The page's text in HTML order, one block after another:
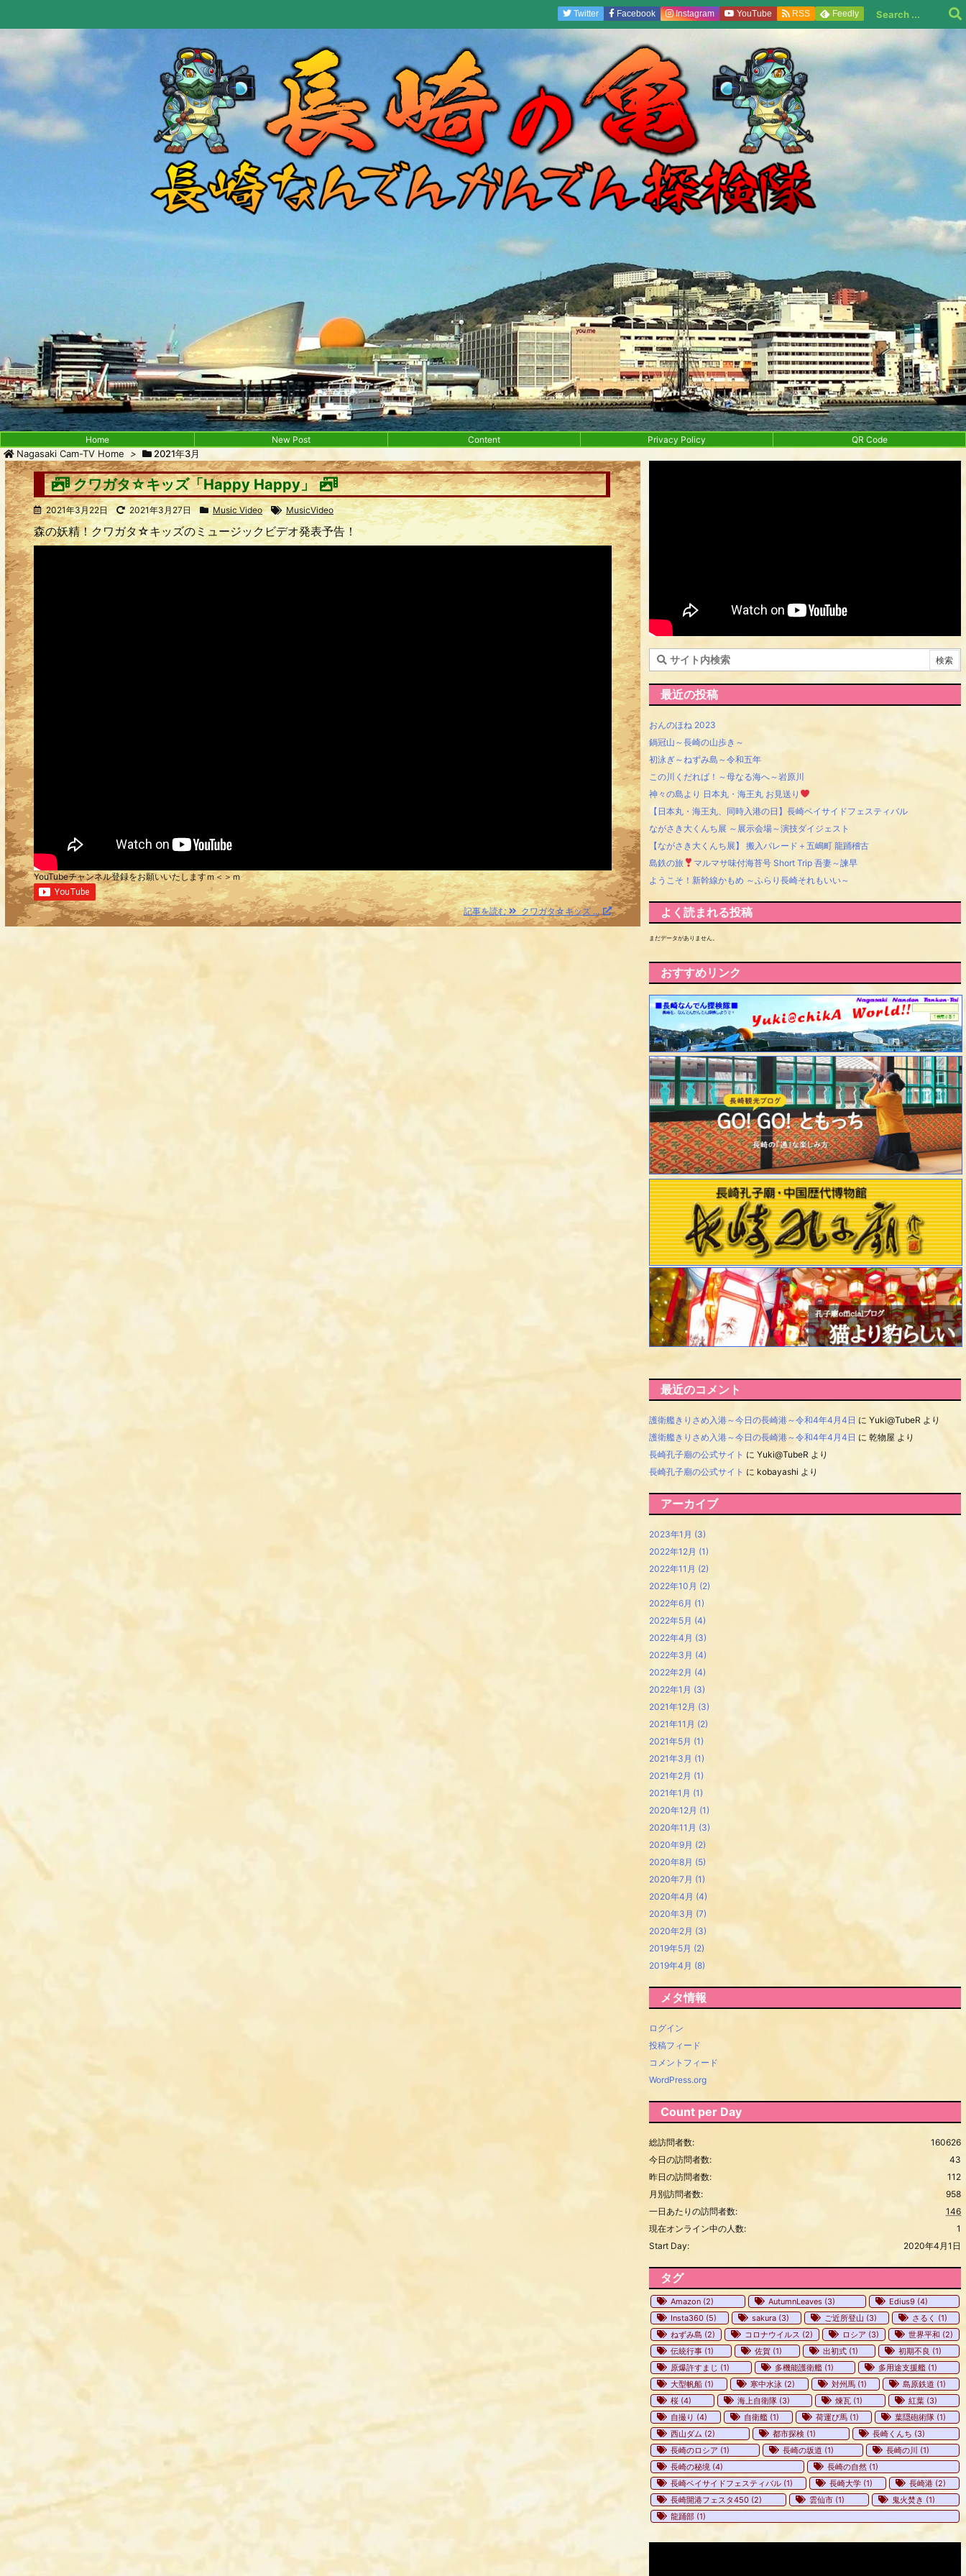
Home New Post Content Privacy Policy QR Code
Twitter Facebook Instagram YouTube RSS Feedly
Nagasaki Cam-TV Home > 2021年3月
クワガタ☆キッズ「Happy Happy」
2021年3月22日 2021年3月27日 Music Video MusicVideo
森の妖精！クワガタ☆キッズのミュージックビデオ発表予告！
YouTubeチャンネル登録をお願いいたしますｍ＜＞ｍ
記事を読む クワガタ☆キッズ ...
最近の投稿
おんのほね 2023
鍋冠山～長崎の山歩き～
初泳ぎ～ねずみ島～令和五年
この川くだれば！～母なる海へ～岩原川
神々の島より 日本丸・海王丸 お見送り
【日本丸・海王丸、同時入港の日】長崎ベイサイドフェスティバル
ながさき大くんち展 ～展示会場～演技ダイジェスト
【ながさき大くんち展】 搬入パレード＋五嶋町 龍踊稽古
島鉄の旅
マルマサ味付海苔号 Short Trip 吾妻～諫早
ようこそ！新幹線かもめ ～ふらり長崎それもいい～
よく読まれる投稿
まだデータがありません。
おすすめリンク
最近のコメント
護衛艦きりさめ入港～今日の長崎港～令和4年4月4日 に Yuki@TubeR より
護衛艦きりさめ入港～今日の長崎港～令和4年4月4日 に 乾物屋 より
長崎孔子廟の公式サイト に Yuki@TubeR より
長崎孔子廟の公式サイト に kobayashi より
アーカイブ
2023年1月 (3)
2022年12月 (1)
2022年11月 (2)
2022年10月 (2)
2022年6月 (1)
2022年5月 (4)
2022年4月 (3)
2022年3月 (4)
2022年2月 (4)
2022年1月 (3)
2021年12月 (3)
2021年11月 (2)
2021年5月 (1)
2021年3月 (1)
2021年2月 (1)
2021年1月 (1)
2020年12月 (1)
2020年11月 (3)
2020年9月 (2)
2020年8月 (5)
2020年7月 (1)
2020年4月 (4)
2020年3月 (7)
2020年2月 (3)
2019年5月 (2)
2019年4月 (8)
メタ情報
ログイン
投稿フィード
コメントフィード
WordPress.org
Count per Day
160626
総訪問者数:
43
今日の訪問者数:
112
昨日の訪問者数:
958
月別訪問者数:
146
一日あたりの訪問者数:
1
現在オンライン中の人数:
2020年4月1日
Start Day:
タグ
Amazon (2) AutumnLeaves(3) Edius9 (4)
Insta360 (5) sakura (3) ご近所登山 (3) さるく (1)
ねずみ島 (2) コロナウイルス (2) ロシア (3) 世界平和 (2)
伝統行事 (1) 佐賀(1) 出初式(1) 初期不良 (1)
原爆許すまじ (1) 多機能護衛艦(1) 多用途支援艦 (1)
大型帆船 (1) 寒中水泳 (2) 対州馬(1) 島原鉄道 (1)
桜 (4) 海上自衛隊(3) 煉瓦 (1) 紅葉(3)
自撮り (4) 自衛艦(1) 荷運び馬(1) 葉隠砲術隊 (1)
西山ダム (2) 都市探検(1) 長崎くんち (3)
長崎のロシア (1) 長崎の坂道 (1) 長崎の川 (1)
長崎の秘境 (4) 長崎の自然 (1)
長崎ベイサイドフェスティバル (1) 長崎大学 (1) 長崎港 (2)
長崎開港フェスタ450 (2) 雲仙市 (1) 鬼火焚き (1)
龍踊部 (1)